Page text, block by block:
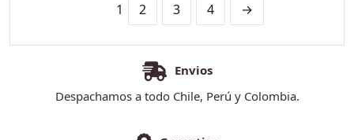
1 2 3 4 →
Envios
Despachamos a todo Chile, Perú y Colombia.